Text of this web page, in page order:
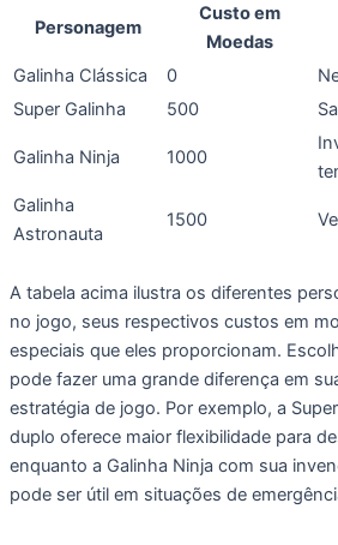
Personagem
Custo em
Moedas
Galinha Clássica 0
Super Galinha
500
Galinha Ninja 1000
Galinha
Astronauta
1500
A tabela acima ilustra os diferentes
no jogo, seus respectivos custos em
especiais que eles proporcionam.
pode fazer uma grande diferença em
estratégia de jogo. Por exemplo, a
duplo oferece maior flexibilidade para
enquanto a Galinha Ninja com sua
pode ser útil em situações de